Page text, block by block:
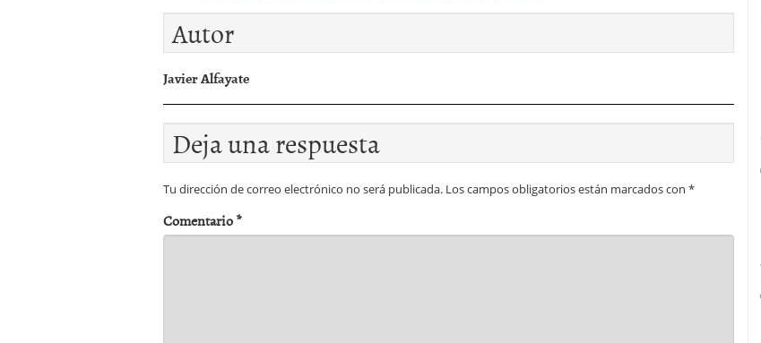
Autor
Javier Alfayate
Deja una respuesta
Tu dirección de correo electrónico no será publicada. Los campos obligatorios están marcados con *
Comentario*